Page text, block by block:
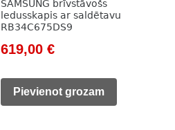
SAMSUNG brīvstāvošs
ledusskapis ar saldētavu
RB34C675DS9
Original
was:
619,00 €Current
is:
Pievienot grozam